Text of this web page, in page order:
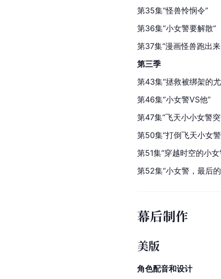
第35集“怪兽怜悯令”
第36集“小女警要解散”
第37集“漫画怪兽跑出
第三季
第43集“拯救被绑架的
第46集“小女警VS他”
第47集“飞天小小女警
第50集“打倒飞天小女
第51集“穿越时空的小女
第52集“小女警，最后
幕后制作
美版
角色配音和设计